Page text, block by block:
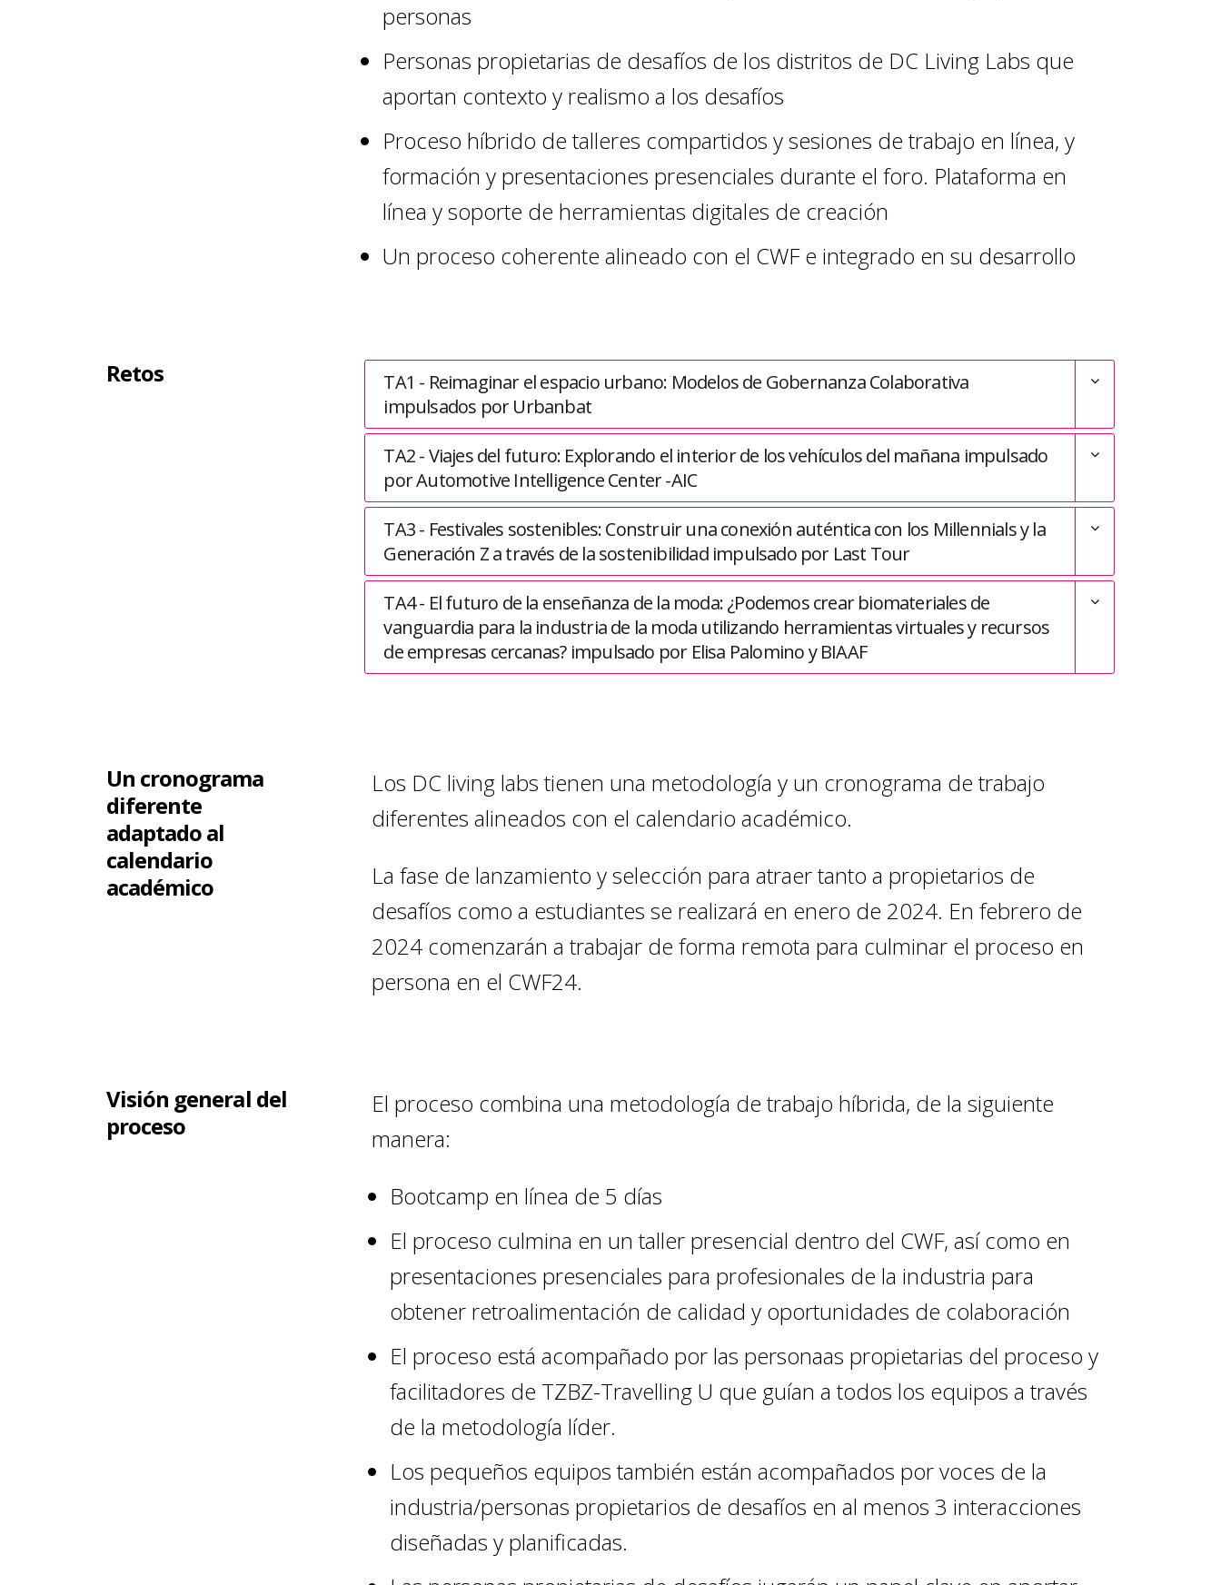
personas
Personas propietarias de desafíos de los distritos de DC Living Labs que
aportan contexto y realismo a los desafíos
Proceso híbrido de talleres compartidos y sesiones de trabajo en línea, y
formación y presentaciones presenciales durante el foro. Plataforma en
línea y soporte de herramientas digitales de creación
Un proceso coherente alineado con el CWF e integrado en su desarrollo
Retos
TA1 - Reimaginar el espacio urbano: Modelos de Gobernanza Colaborativa
impulsados por Urbanbat
TA2 - Viajes del futuro: Explorando el interior de los vehículos del mañana impulsado
por Automotive Intelligence Center -AIC
TA3 - Festivales sostenibles: Construir una conexión auténtica con los Millennials y la
Generación Z a través de la sostenibilidad impulsado por Last Tour
TA4 - El futuro de la enseñanza de la moda: ¿Podemos crear biomateriales de
vanguardia para la industria de la moda utilizando herramientas virtuales y recursos
de empresas cercanas? impulsado por Elisa Palomino y BIAAF
Un cronograma
diferente
adaptado al
calendario
académico
Los DC living labs tienen una metodología y un cronograma de trabajo
diferentes alineados con el calendario académico.
La fase de lanzamiento y selección para atraer tanto a propietarios de
desafíos como a estudiantes se realizará en enero de 2024. En febrero de
2024 comenzarán a trabajar de forma remota para culminar el proceso en
persona en el CWF24.
Visión general del
proceso
El proceso combina una metodología de trabajo híbrida, de la siguiente
manera:
Bootcamp en línea de 5 días
El proceso culmina en un taller presencial dentro del CWF, así como en
presentaciones presenciales para profesionales de la industria para
obtener retroalimentación de calidad y oportunidades de colaboración
El proceso está acompañado por las personaas propietarias del proceso y
facilitadores de TZBZ-Travelling U que guían a todos los equipos a través
de la metodología líder.
Los pequeños equipos también están acompañados por voces de la
industria/personas propietarios de desafíos en al menos 3 interacciones
diseñadas y planificadas.